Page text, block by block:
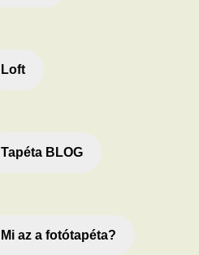
Loft
Tapéta BLOG
Mi az a fotótapéta?